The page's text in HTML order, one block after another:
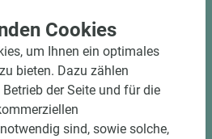
auf Wunsch möglich
und kundengerechte
anfragen
Cookies
um Ihnen ein optimales
bieten. Dazu zählen
der Seite und für die
sind, sowie solche,